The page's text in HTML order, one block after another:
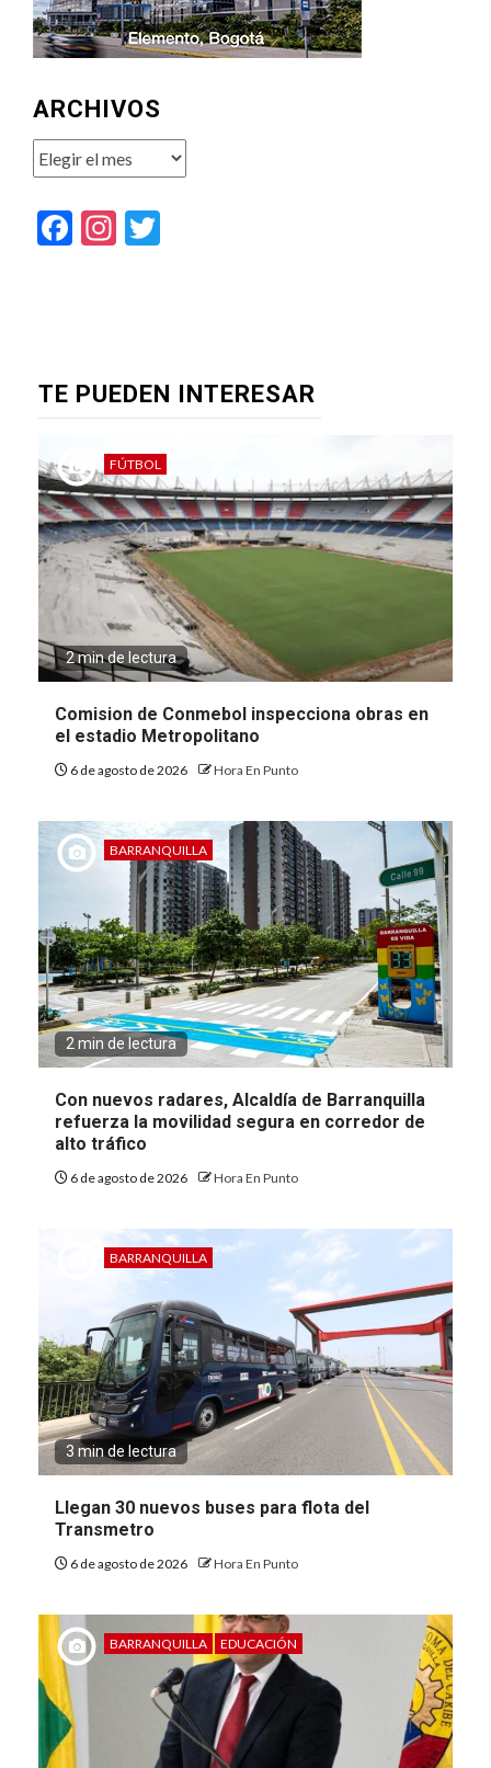
ARCHIVOS
Archivos
Facebook
Instagram
TE PUEDEN INTERESAR
FÚTBOL
2 min de lectura
Comision de Conmebol inspecciona obras en
el estadio Metropolitano
6 de agosto de 2026 Hora En Punto
BARRANQUILLA
2 min de lectura
Con nuevos radares, Alcaldía de Barranquilla
refuerza la movilidad segura en corredor de
alto tráfico
6 de agosto de 2026 Hora En Punto
BARRANQUILLA
3 min de lectura
Llegan 30 nuevos buses para flota del
Transmetro
6 de agosto de 2026 Hora En Punto
BARRANQUILLA EDUCACIÓN